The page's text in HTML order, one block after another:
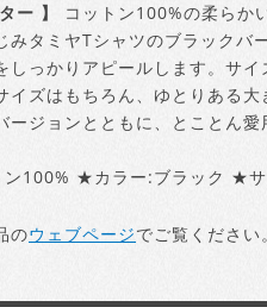
ー 】
コットン100%の柔らか
みタミヤTシャツのブラックバ
しっかりアピールします。サ
イズはもちろん、ゆとりある
ジョンとともに、とことん愛
100% ★カラー:ブラック ★サ
のウェブページでご覧ください。